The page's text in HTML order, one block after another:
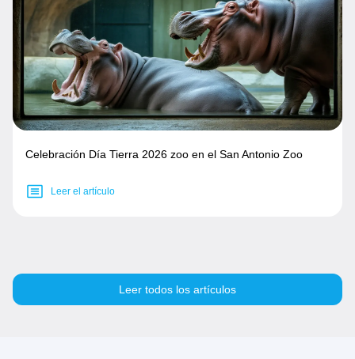
Celebración Día Tierra 2026 zoo en el San Antonio Zoo
Leer el artículo
Leer todos los artículos